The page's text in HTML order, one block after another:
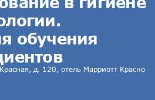
обучения
д. 120, отель Марриотт Красно